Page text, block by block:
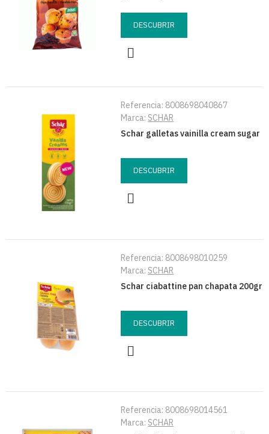
DESCUBRIR
Referencia: 8008698040867
Marca: SCHAR
Schar galletas vainilla cream sugar
DESCUBRIR
Referencia: 8008698010259
Marca: SCHAR
Schar ciabattine pan chapata 200gr
DESCUBRIR
Referencia: 8008698014561
Marca: SCHAR